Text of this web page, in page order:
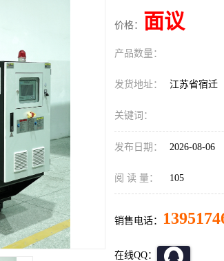
价格： 面议
产品数量：
发货地址： 江苏省宿迁
关键词：
发布日期： 2026-08-06
阅 读 量： 105
销售电话：
在线QQ：